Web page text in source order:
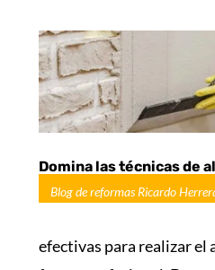
Domina las técnicas de
Blog de reformas Ricardo
efectivas para realizar el